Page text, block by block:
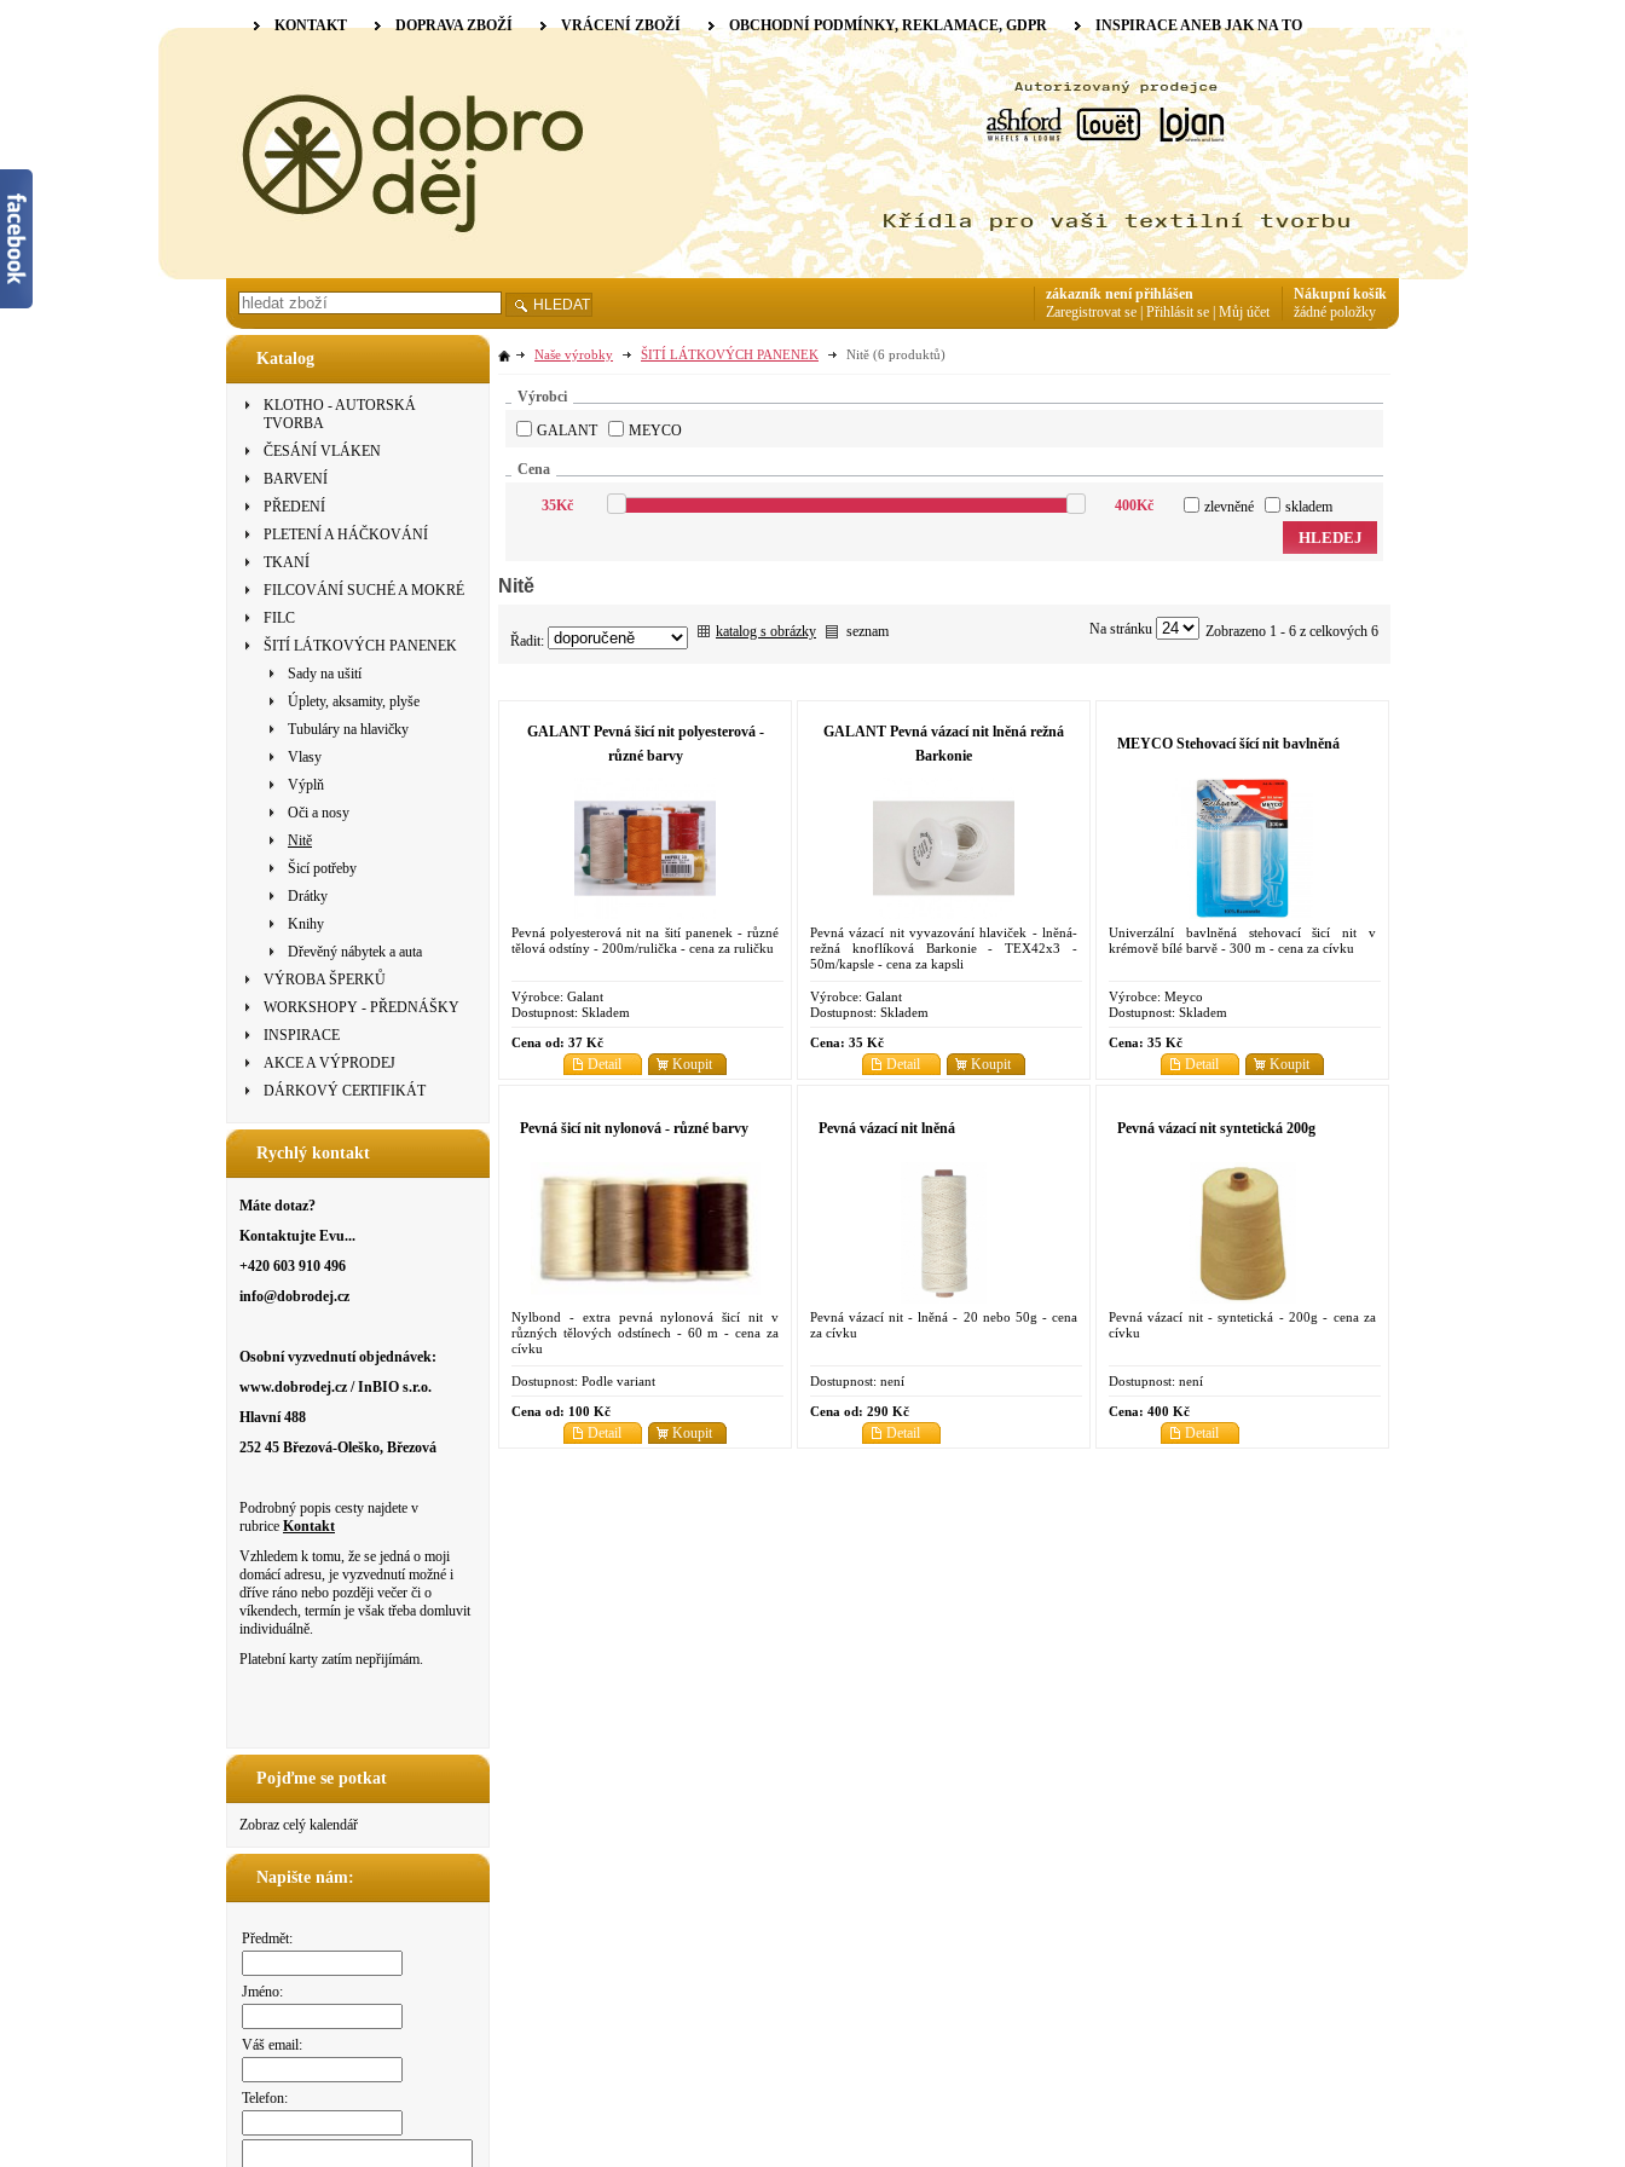
Katalog
KLOTHO - AUTORSKÁ
TVORBA
ČESÁNÍ VLÁKEN
BARVENÍ
PŘEDENÍ
PLETENÍ A HÁČKOVÁNÍ
TKANÍ
FILCOVÁNÍ SUCHÉ A MOKRÉ
FILC
ŠITÍ LÁTKOVÝCH PANENEK
Sady na ušití
Úplety, aksamity, plyše
Tubuláry na hlavičky
Vlasy
Výplň
Oči a nosy
Nitě
Šicí potřeby
Drátky
Knihy
Dřevěný nábytek a auta
VÝROBA ŠPERKŮ
WORKSHOPY - PŘEDNÁŠKY
INSPIRACE
AKCE A VÝPRODEJ
DÁRKOVÝ CERTIFIKÁT
Rychlý kontakt
Máte dotaz?
Kontaktujte Evu...
+420 603 910 496
info@dobrodej.cz
Osobní vyzvednutí objednávek:
www.dobrodej.cz / InBIO s.r.o.
Hlavní 488
252 45 Březová-Oleško, Březová
Podrobný popis cesty najdete v
rubrice Kontakt
Vzhledem k tomu, že se jedná o moji
domácí adresu, je vyzvednutí možné i
dříve ráno nebo později večer či o
víkendech, termín je však třeba domluvit
individuálně.
Platební karty zatím nepřijímám.
Pojďme se potkat
Zobraz celý kalendář
Napište nám:
Předmět:
Jméno:
Váš email:
Telefon:
Naše výrobky ŠITÍ LÁTKOVÝCH PANENEK Nitě (6 produktů)
Výrobci
GALANT
MEYCO
Cena
35Kč 400Kč zlevněné skladem
HLEDEJ
Nitě
Řadit:
katalog s obrázky seznam Zobrazeno 1 - 6 z celkových 6
Na stránku
GALANT Pevná šicí nit polyesterová -
různé barvy
Pevná polyesterová nit na šití panenek - různé
tělová odstíny - 200m/rulička - cena za ruličku
Výrobce: Galant
Dostupnost: Skladem
Cena od: 37 Kč
Koupit
Detail
GALANT Pevná vázací nit lněná režná
Barkonie
Pevná vázací nit vyvazování hlaviček - lněná-
režná knoflíková Barkonie - TEX42x3 -
50m/kapsle - cena za kapsli
Výrobce: Galant
Dostupnost: Skladem
Cena: 35 Kč
Koupit
Detail
MEYCO Stehovací šící nit bavlněná
Univerzální bavlněná stehovací šicí nit v
krémově bílé barvě - 300 m - cena za cívku
Výrobce: Meyco
Dostupnost: Skladem
Cena: 35 Kč
Koupit
Detail
Pevná šicí nit nylonová - různé barvy
Nylbond - extra pevná nylonová šicí nit v
různých tělových odstínech - 60 m - cena za
cívku
Dostupnost: Podle variant
Cena od: 100 Kč
Koupit
Detail
Pevná vázací nit lněná
Pevná vázací nit - lněná - 20 nebo 50g - cena
za cívku
Dostupnost: není
Cena od: 290 Kč
Detail
Pevná vázací nit syntetická 200g
Pevná vázací nit - syntetická - 200g - cena za
cívku
Dostupnost: není
Cena: 400 Kč
Detail
KONTAKT DOPRAVA ZBOŽÍ VRÁCENÍ ZBOŽÍ OBCHODNÍ PODMÍNKY, REKLAMACE, GDPR INSPIRACE ANEB JAK NA TO
HLEDAT
Nákupní košík
žádné položky
zákazník není přihlášen
Zaregistrovat se Přihlásit se Můj účet